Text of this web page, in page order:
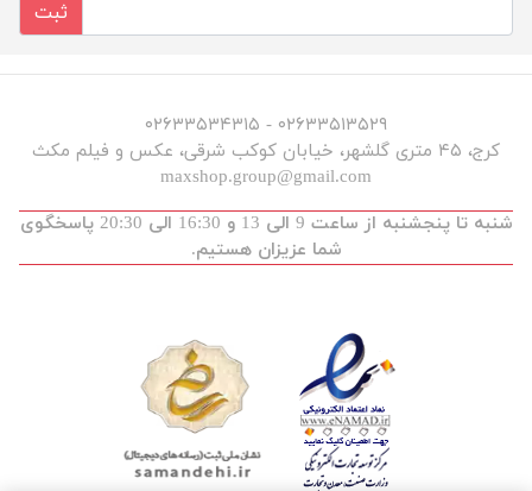
ثبت
۰۲۶۳۳۵۱۳۵۲۹ - ۰۲۶۳۳۵۳۴۳۱۵
کرج، ۴۵ متری گلشهر، خیابان کوکب شرقی، عکس و فیلم مکث
maxshop.group@gmail.com
شنبه تا پنجشنبه از ساعت 9 الی 13 و 16:30 الی 20:30 پاسخگوی
شما عزیزان هستیم.